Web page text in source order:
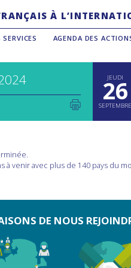
À
SERVICES AGENDA DES
JEUDI
26
SEPTEMBRE
à venir avec plus de 140 pays du
DE NOUS